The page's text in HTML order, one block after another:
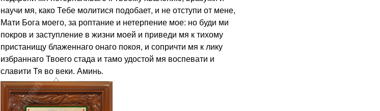
научи мя, како Тебе молитися подобает, и не отступи от мене,
Мати Бога моего, за роптание и нетерпение мое: но буди ми
покров и заступление в жизни моей и приведи мя к тихому
пристанищу блаженнаго онаго покоя, и сопричти мя к лику
избраннаго Твоего стада и тамо удостой мя воспевати и
славити Тя во веки. Аминь.